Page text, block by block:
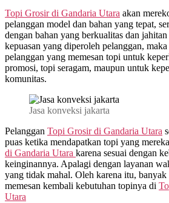
Topi Grosir di Gandaria Utara akan
pelanggan model dan bahan yang tepat,
dengan bahan yang berkualitas dan
kepuasan yang diperoleh pelanggan,
pelanggan yang memesan topi untuk
promosi, topi seragam, maupun untuk
komunitas.
Jasa konveksi jakarta
Pelanggan Topi Grosir di Gandaria Utara
puas ketika mendapatkan topi yang
di Gandaria Utara karena sesuai dengan
keinginannya. Apalagi dengan layanan
yang tidak mahal. Oleh karena itu, banyak
memesan kembali kebutuhan topinya di
Utara